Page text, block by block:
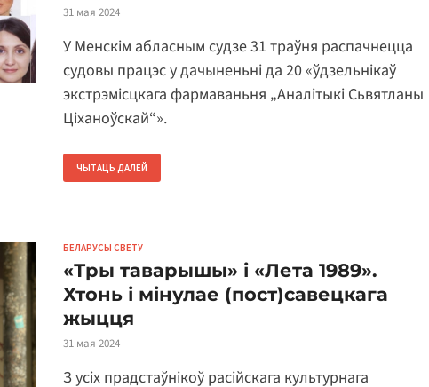
31 мая 2024
У Менскім абласным судзе 31 траўня распачнецца
судовы працэс у дачыненьні да 20 «ўдзельнікаў
экстрэмісцкага фармаваньня „Аналітыкі Сьвятланы
Ціханоўскай“».
ЧЫТАЦЬ ДАЛЕЙ
БЕЛАРУСЫ СВЕТУ
«Тры таварышы» і «Лета 1989».
Хтонь і мінулае (пост)савецкага
жыцця
31 мая 2024
З усіх прадстаўнікоў расійскага культурнага